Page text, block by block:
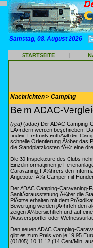
Samstag, 08. August 2026
STARTSEITE |
Nachrichten > Camping
Beim ADAC-
(red) (adac) Der ADAC Camping-
LÃ¤ndern werden beschrieben.
finden. Erstmals enthÃ¤lt der
schnelle Orientierung Ã¼ber das
die Standplatzkosten fÃ¼r eine
Die 30 Inspekteure des Clubs
Einzelinformationen je
Caravaning-FÃ¼hrers den
Angebote fÃ¼r Camper mit
Der ADAC Camping-Caravaning-
SanitÃ¤rausstattung Ã¼ber die
PlÃ¤tze erhalten mit dem
Bewertung werden jÃ¤hrlich den
zeigen Ã¼bersichtlich und auf
Wassersportler oder
Den neuen ADAC Camping-
gibt es zum Preis von je 19,95
(01805) 10 11 12 (14 Cent/Min.